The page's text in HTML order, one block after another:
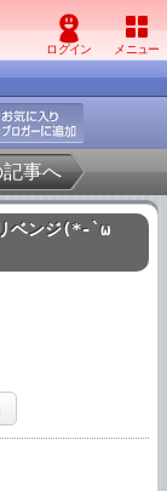
事へ
リベンジ(*-`ω